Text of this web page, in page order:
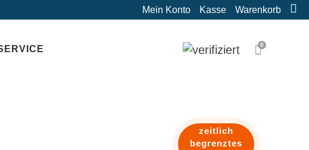
Mein Konto Kasse Warenkorb
0
zeitlich
begrenztes